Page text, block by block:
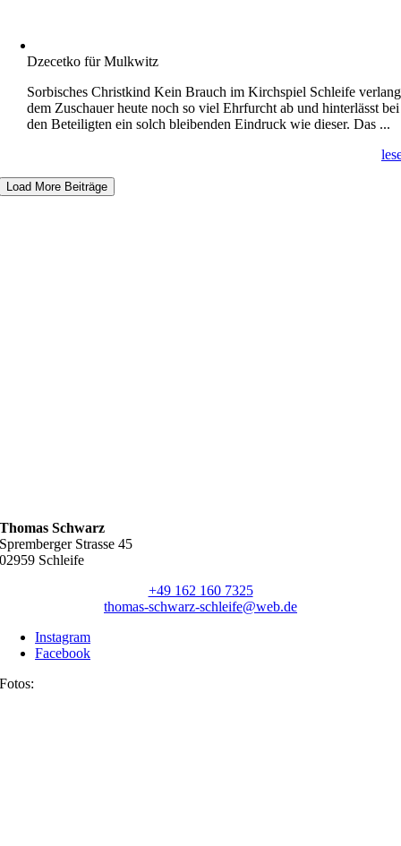
Dzecetko für Mulkwitz
Sorbisches Christkind Kein Brauch im Kirchspiel Schleife
dem Zuschauer heute noch so viel Ehrfurcht ab und hinterlässt bei
den Beteiligten ein solch bleibenden Eindruck wie dieser. Das ...
Load More Beiträge
Thomas Schwarz
Spremberger Strasse 45
02959 Schleife
+49 162 160 7325
thomas-schwarz-schleife@web.de
Instagram
Facebook
Fotos: